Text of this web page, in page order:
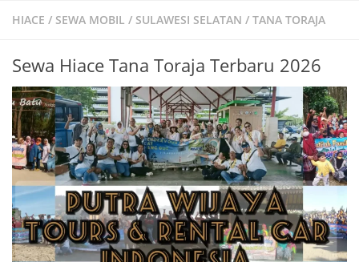
HIACE / SEWA MOBIL / SULAWESI SELATAN / TANA TORAJA
Sewa Hiace Tana Toraja Terbaru 2026